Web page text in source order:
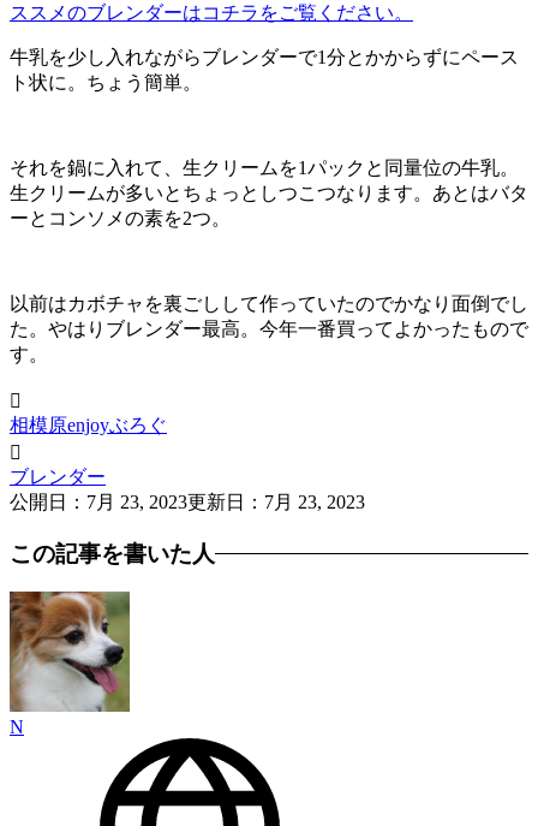
ススメのブレンダーはコチラをご覧ください。
牛乳を少し入れながらブレンダーで1分とかからずにペース
ト状に。ちょう簡単。
それを鍋に入れて、生クリームを1パックと同量位の牛乳。
生クリームが多いとちょっとしつこつなります。あとはバタ
ーとコンソメの素を2つ。
以前はカボチャを裏ごしして作っていたのでかなり面倒でし
た。やはりブレンダー最高。今年一番買ってよかったもので
す。

相模原enjoyぶろぐ

ブレンダー
公開日： 7月 23, 2023更新日： 7月 23, 2023
この記事を書いた人
N